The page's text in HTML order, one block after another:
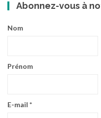
Abonnez-vous à
Nom
Prénom
E-mail *